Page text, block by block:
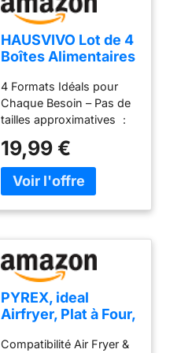
HAUSVIVO Lot de 4
Boîtes Alimentaires
Borosilicate avec
Couvercle
4 Formats Idéals pour
Chaque Besoin – Pas de
tailles approximatives ：
640ml (repas
individuels), 370ml
(fruits, noix), 180ml
encombrante –
économise jusqu’à 30 %
d’espace comparé aux
boîtes rondes Verre
Borosilicate Résistant –
Pas de promesses vides
19,99 €
PYREX, ideal
Airfryer, Plat à Four,
ultra Résistant,
Compatibilité Air Fryer &